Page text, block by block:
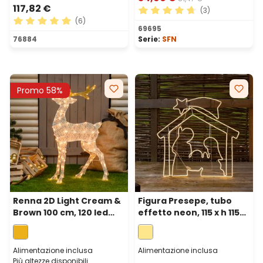
117,82 €
Valutazione media di 5 su 5 stelle
(6)
76884
Valutazione media di 4.67
(3)
69695
Serie: SFN
Promo 58%
Renna 2D Light Cream &
Brown 100 cm, 120 led
bianco extra caldo
Alimentazione inclusa
Figura Presepe, tubo
effetto neon, 115 x h 115
cm, 1320 led bianco
caldo
Alimentazione inclusa